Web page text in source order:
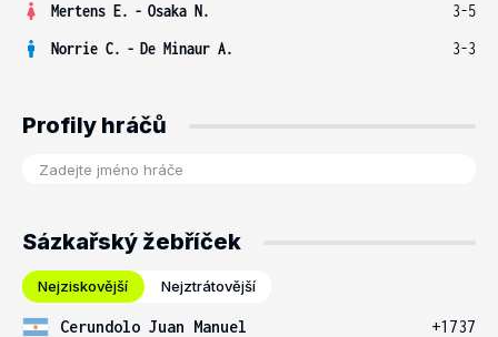
Mertens E. - Osaka N.
3-5
Norrie C. - De Minaur A. 3-3
Profily hráčů
Sázkařský žebříček
Nejziskovější Nejztrátovější
Cerundolo Juan Manuel
+1737